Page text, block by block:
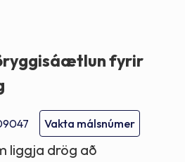
fyrir
Vakta málsnúmer
liggja drög að